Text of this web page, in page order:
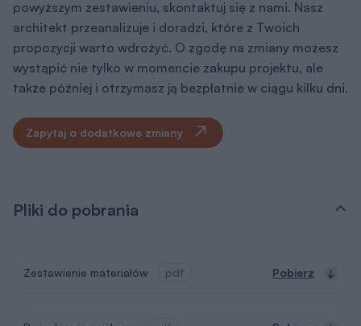
powyższym zestawieniu, skontaktuj się z nami. Nasz
architekt przeanalizuje i doradzi, które z Twoich
propozycji warto wdrożyć. O zgodę na zmiany możesz
wystąpić nie tylko w momencie zakupu projektu, ale
także później i otrzymasz ją bezpłatnie w ciągu kilku dni.
Zapytaj o dodatkowe zmiany
Pliki do pobrania
Zestawienie materiałów pdf Pobierz